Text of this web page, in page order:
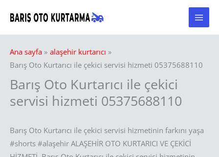
atla
Ana sayfa
alaşehir kurtarıcı
Barış Oto Kurtarıcı ile çekici servisi hizmeti 05375688110
Barış Oto Kurtarıcı ile çekici
servisi hizmeti 05375688110
Barış Oto Kurtarıcı ile çekici servisi hizmetinin farkını yaşa
#shorts #alaşehir ALAŞEHİR OTO KURTARICI VE ÇEKİCİ